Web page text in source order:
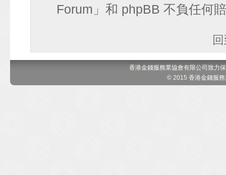
Forum」和 phpBB 不負任何
香港金錢服務業協會有限公司致力
© 2015 香港金錢服